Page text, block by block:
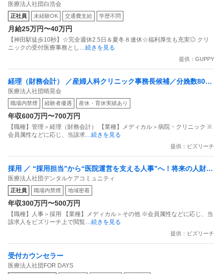
／完全週休2.5日＆夏冬８連休福利厚生も充実
医療法人社団白浩会
正社員 未経験OK 交通費支給 学歴不問
月給25万円〜40万円
【神田駅徒歩10秒】☆完全週休2.5日＆夏冬８連休☆福利厚生も充実◎ クリ
ニックの受付医療事務とし …続きを見る
提供：GUPPY
経理（財務会計） ／産婦人科クリニック事務長候補／分娩数800
件以上総勢80名のスタッフの管理をお任せします
医療法人社団晴晃会
職場内禁煙 経験者優遇 産休・育休実績あり
年収600万円〜700万円
【職種】管理＞経理（財務会計） 【業種】メディカル＞病院・クリニック ※
会員属性などに応じ、当該求…続きを見る
提供：ビズリーチ
採用 ／ “採用担当”から“医院運営を支える人事”へ！将来の人財開
発・組織開発責任者候補
医療法人社団デンタルケアコミュニティ
正社員 職場内禁煙 地域密着
年収300万円〜500万円
【職種】人事＞採用 【業種】メディカル＞その他 ※会員属性などに応じ、当
該求人をビズリーチ上で閲覧…続きを見る
提供：ビズリーチ
受付カウンセラー
医療法人社団FOR DAYS